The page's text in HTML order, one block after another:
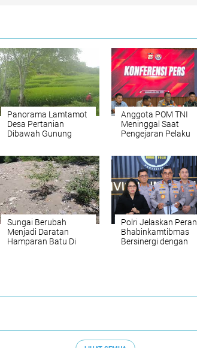
Panorama Lamtamot
Desa Pertanian
Dibawah Gunung
Anggota POM TNI
Meninggal Saat
Pengejaran Pelaku
Sungai Berubah
Menjadi Daratan
Hamparan Batu Di
Polri Jelaskan Peran
Bhabinkamtibmas
Bersinergi dengan